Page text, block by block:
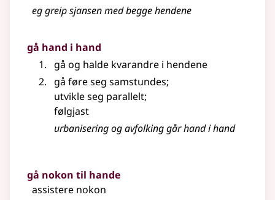
eg greip sjansen med begge hendene
gå hand i hand
gå og halde kvarandre i hendene
gå føre seg samstundes;
utvikle seg parallelt;
følgjast
urbanisering og avfolking går hand i hand
gå nokon til hande
assistere nokon